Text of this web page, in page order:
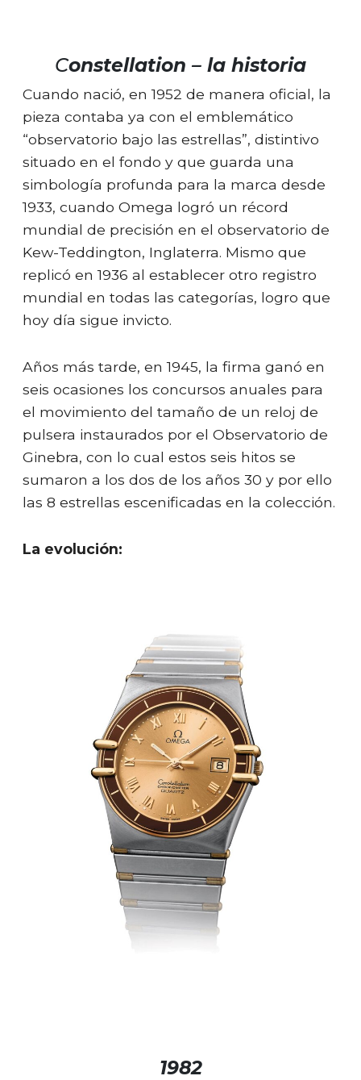
Constellation – la historia
Cuando nació, en 1952 de manera oficial, la
pieza contaba ya con el emblemático
“observatorio bajo las estrellas”, distintivo
situado en el fondo y que guarda una
simbología profunda para la marca desde
1933, cuando Omega logró un récord
mundial de precisión en el observatorio de
Kew-Teddington, Inglaterra. Mismo que
replicó en 1936 al establecer otro registro
mundial en todas las categorías, logro que
hoy día sigue invicto.
Años más tarde, en 1945, la firma ganó en
seis ocasiones los concursos anuales para
el movimiento del tamaño de un reloj de
pulsera instaurados por el Observatorio de
Ginebra, con lo cual estos seis hitos se
sumaron a los dos de los años 30 y por ello
las 8 estrellas escenificadas en la colección.
La evolución:
1982